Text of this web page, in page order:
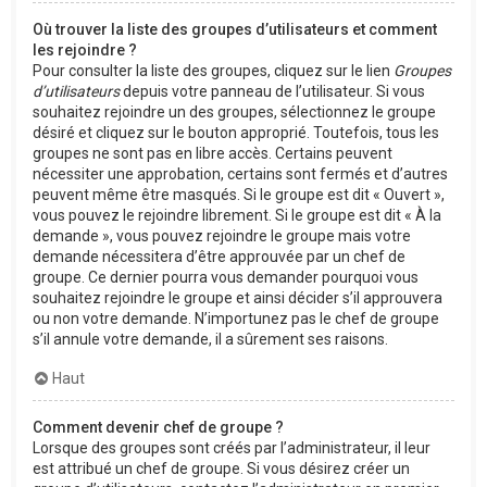
Où trouver la liste des groupes d’utilisateurs et comment
les rejoindre ?
Pour consulter la liste des groupes, cliquez sur le lien Groupes
d’utilisateursdepuis votre panneau de l’utilisateur. Si vous
souhaitez rejoindre un des groupes, sélectionnez le groupe
désiré et cliquez sur le bouton approprié. Toutefois, tous les
groupes ne sont pas en libre accès. Certains peuvent
nécessiter une approbation, certains sont fermés et d’autres
peuvent même être masqués. Si le groupe est dit « Ouvert »,
vous pouvez le rejoindre librement. Si le groupe est dit « À la
demande », vous pouvez rejoindre le groupe mais votre
demande nécessitera d’être approuvée par un chef de
groupe. Ce dernier pourra vous demander pourquoi vous
souhaitez rejoindre le groupe et ainsi décider s’il approuvera
ou non votre demande. N’importunez pas le chef de groupe
s’il annule votre demande, il a sûrement ses raisons.
Haut
Comment devenir chef de groupe ?
Lorsque des groupes sont créés par l’administrateur, il leur
est attribué un chef de groupe. Si vous désirez créer un